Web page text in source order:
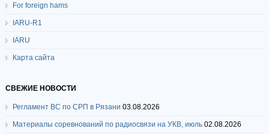
For foreign hams
IARU-R1
IARU
Карта сайта
СВЕЖИЕ НОВОСТИ
Регламент ВС по СРП в Рязани 03.08.2026
Материалы соревнований по радиосвязи на УКВ, июль 02.08.2026